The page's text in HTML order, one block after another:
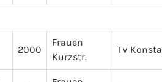
2000
Frauen
Kurzstr.
TV